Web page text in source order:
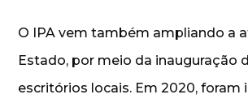
O IPA vem também ampliando a
Estado, por meio da inauguração
escritórios locais. Em 2020, foram